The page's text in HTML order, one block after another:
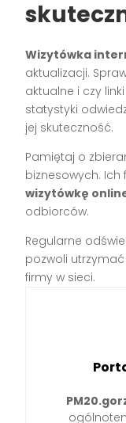
Wizytówka
aktualizacji.
aktualne i czy
statystyki
jej skuteczność.
Pamiętaj o
biznesowych.
wizytówkę
odbiorców.
Regularne
pozwoli
firmy w sieci.